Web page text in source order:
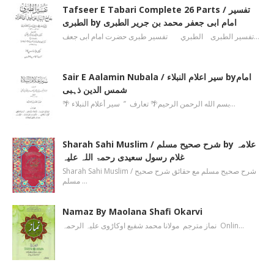
Tafseer E Tabari Complete 26 Parts / تفسیر
الطبری by امام ابی جعفر محمد بن جریر الطبری
تفسیر الطبری الطبري تفسیر طبری حضرت امام ابی جعف…
Sair E Aalamin Nubala / سیر اعلام النبلاء byامام
شمس الدین ذہبی
🌴 بسم الله الرحمن الرحیم🌴 تعارف ’’ سیر أعلام النبلاء…
Sharah Sahi Muslim / شرح صحیح مسلم by علامہ
غلام رسول سعیدی رحمۃ اللہ علیہ
Sharah Sahi Muslim / شرح صحیح مسلم مع حقائق شرح صحیح
مسلم …
Namaz By Maolana Shafi Okarvi
نماز مترجم مولانا محمد شفیع اوکاڑوی علیہ الرحمہ Onlin…